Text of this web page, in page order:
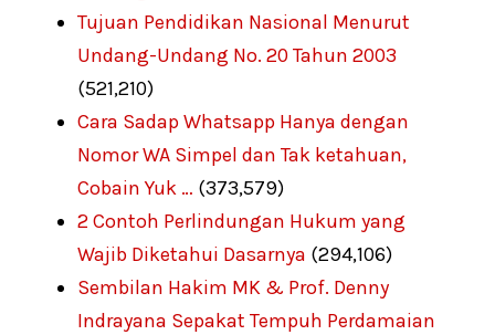
Tujuan Pendidikan Nasional Menurut
Undang-Undang No. 20 Tahun 2003
(521,210)
Cara Sadap Whatsapp Hanya dengan
Nomor WA Simpel dan Tak ketahuan,
Cobain Yuk … (373,579)
2 Contoh Perlindungan Hukum yang
Wajib Diketahui Dasarnya (294,106)
Sembilan Hakim MK & Prof. Denny
Indrayana Sepakat Tempuh Perdamaian